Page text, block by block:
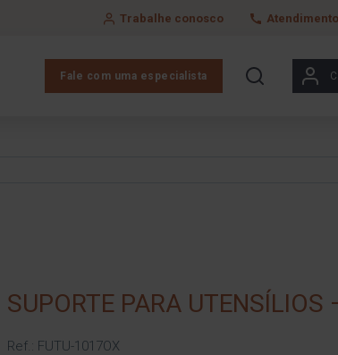
Trabalhe conosco Atendimento
Fale com uma especialista
SUPORTE PARA UTENSÍLIOS
Ref.: FUTU-1017OX